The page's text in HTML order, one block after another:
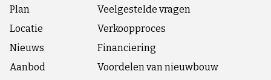
Plan
Locatie
Nieuws
Aanbod
Veelgestelde vragen
Verkoopproces
Financiering
Voordelen van nieuwbouw